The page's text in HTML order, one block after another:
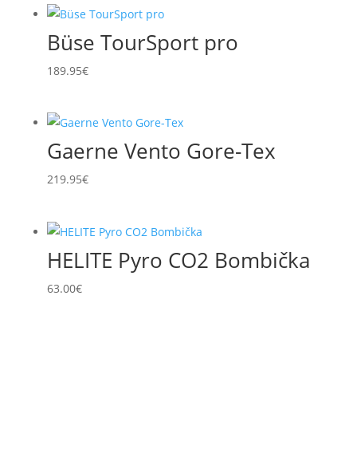
Büse TourSport pro
189.95€
Gaerne Vento Gore-Tex
219.95€
HELITE Pyro CO2 Bombička
63.00€